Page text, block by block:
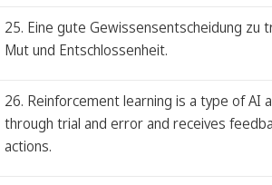
25. Eine gute Gewissensentscheidung
Mut und Entschlossenheit.
26. Reinforcement learning is a type of AI
through trial and error and receives
actions.